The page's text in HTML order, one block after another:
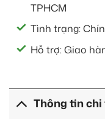
TPHCM
Tình trạng:
Hỗ trợ: Giao
Thông tin